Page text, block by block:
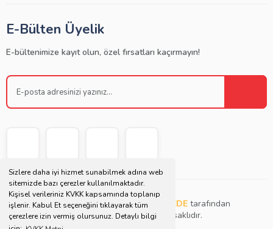
Sizlere daha iyi hizmet sunabilmek adına web
sitemizde bazı çerezler kullanılmaktadır.
Kişisel verileriniz KVKK kapsamında toplanıp
işlenir. Kabul Et seçeneğini tıklayarak tüm
çerezlere izin vermiş olursunuz. Detaylı bilgi
E-Bülten Üyelik
E-bültenimize kayıt olun, özel fırsatları kaçırmayın!
Copyright © 2021 | Bu websitesiMüjdat DEDE tarafından
tasarlanmış ve düzenlenmiştir. Tüm hakları saklıdır.